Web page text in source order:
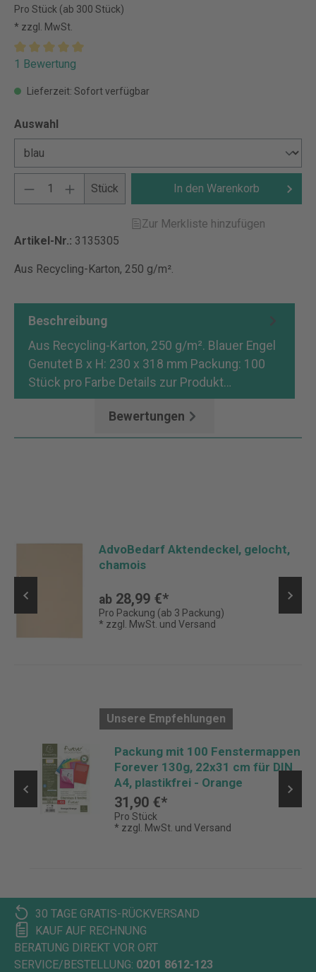
Pro Stück (ab 300 Stück)
* zzgl. MwSt.
1 Bewertung
Lieferzeit: Sofort verfügbar
Auswahl
Stück In den Warenkorb
Zur Merkliste hinzufügen
Artikel-Nr.: 3135305
Aus Recycling-Karton, 250 g/m².
Beschreibung
Aus Recycling-Karton, 250 g/m². Blauer Engel
Genutet B x H: 230 x 318 mm Packung: 100
Stück pro Farbe Details zur Produkt…
Bewertungen
AdvoBedarf Aktendeckel, gelocht,
chamois
ab 28,99 €*
Pro Packung (ab 3 Packung)
* zzgl. MwSt. und Versand
Unsere Empfehlungen
Packung mit 100 Fenstermappen
Forever 130g, 22x31 cm für DIN
A4, plastikfrei - Orange
31,90 €*
Pro Stück
* zzgl. MwSt. und Versand
30 TAGE GRATIS-RÜCKVERSAND
KAUF AUF RECHNUNG
BERATUNG DIREKT VOR ORT
SERVICE/BESTELLUNG: 0201 8612-123